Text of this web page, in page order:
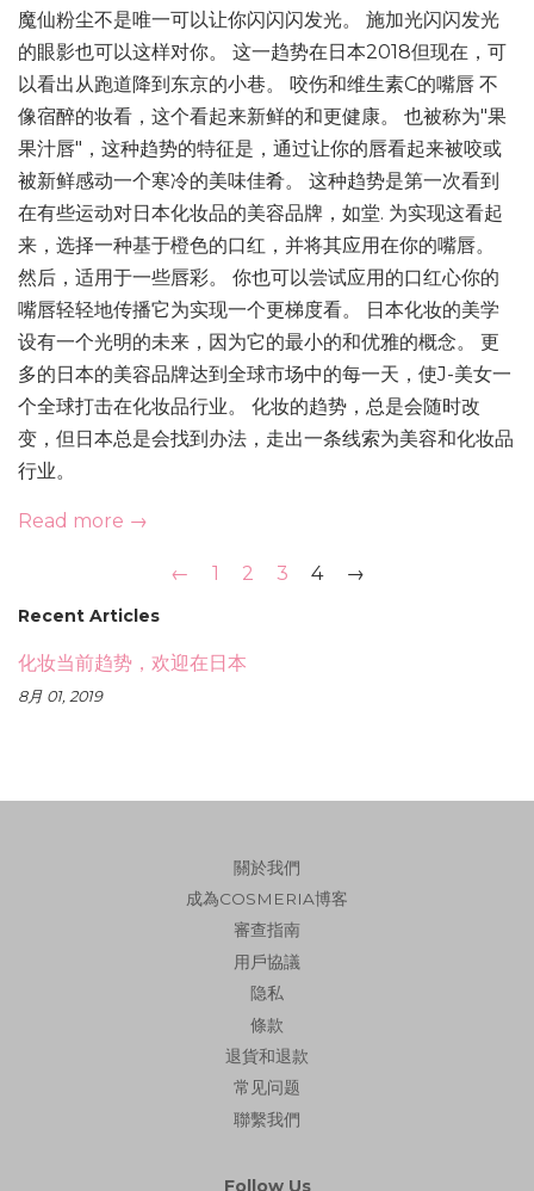
魔仙粉尘不是唯一可以让你闪闪闪发光。 施加光闪闪发光
的眼影也可以这样对你。 这一趋势在日本2018但现在，可
以看出从跑道降到东京的小巷。 咬伤和维生素C的嘴唇 不
像宿醉的妆看，这个看起来新鲜的和更健康。 也被称为"果
果汁唇"，这种趋势的特征是，通过让你的唇看起来被咬或
被新鲜感动一个寒冷的美味佳肴。 这种趋势是第一次看到
在有些运动对日本化妆品的美容品牌，如堂. 为实现这看起
来，选择一种基于橙色的口红，并将其应用在你的嘴唇。
然后，适用于一些唇彩。 你也可以尝试应用的口红心你的
嘴唇轻轻地传播它为实现一个更梯度看。 日本化妆的美学
设有一个光明的未来，因为它的最小的和优雅的概念。 更
多的日本的美容品牌达到全球市场中的每一天，使J-美女一
个全球打击在化妆品行业。 化妆的趋势，总是会随时改
变，但日本总是会找到办法，走出一条线索为美容和化妆品
行业。
Read more →
← 1 2 3 4 →
Recent Articles
化妆当前趋势，欢迎在日本
8月 01, 2019
關於我們
成為COSMERIA博客
審查指南
用戶協議
隐私
條款
退貨和退款
常见问题
聯繫我們
Follow Us